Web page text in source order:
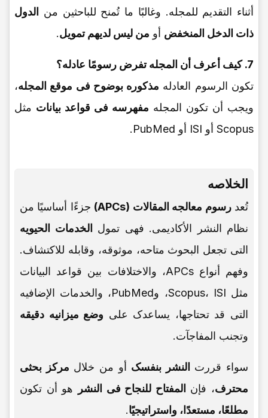
أثناء التقدیم للمجله. وغالبًا ما تُمنح للباحثین من
الدول
ذات الدخل المنخفض أو من لیس لدیهم تمویل.
7. کیف أعرف أن المجله تفرض رسومًا عادله؟
تکون الرسوم العادله مذکوره بوضوح فی موقع المجله،
ویجب أن تکون المجله مفهرسه فی قواعد بیانات مثل
Scopus أو ISI أو PubMed.
الخلاصه
تُعدرسوم معالجه المقالات (APCs)
جزءًا أساسیًا من
نظام النشر الأکادیمی. فهی تمول
الخدمات الحیویه
التی تجعل البحوث متاحه، موثوقه، وقابله للاکتشاف.
وفهم أنواع APCs، والاختلافات بین قواعد البیانات
مثل Scopus، ISI، وPubMed، والخدمات الإضافیه
التی قد تحتاجها، یساعدک على وضع میزانیه دقیقه
وتجنب المفاجآت.
سواء قررت النشر بنفسک أو من خلال مرکز بحثی
محترف، فإن المفتاح للنجاح فی النشر
هو أن تکون
مطلعًا، مستعدًا، واستراتیجیًا.